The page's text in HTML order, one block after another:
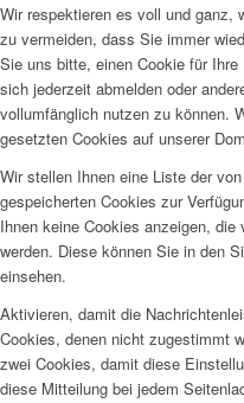
Wir respektieren es voll und ganz,
zu vermeiden, dass Sie immer
Sie uns bitte, einen Cookie für
sich jederzeit abmelden oder
vollumfänglich nutzen zu können.
gesetzten Cookies auf unserer
Wir stellen Ihnen eine Liste der
gespeicherten Cookies zur
Ihnen keine Cookies anzeigen,
werden. Diese können Sie in den
einsehen.
Aktivieren, damit die
Cookies, denen nicht zugestimmt
zwei Cookies, damit diese
diese Mitteilung bei jedem